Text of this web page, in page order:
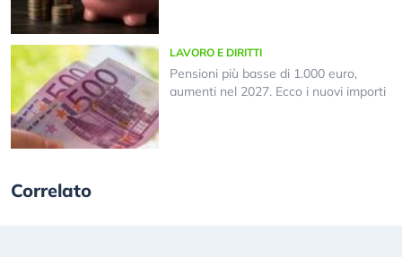
LAVORO E DIRITTI
Pensioni più basse di 1.000 euro,
aumenti nel 2027. Ecco i nuovi importi
Correlato